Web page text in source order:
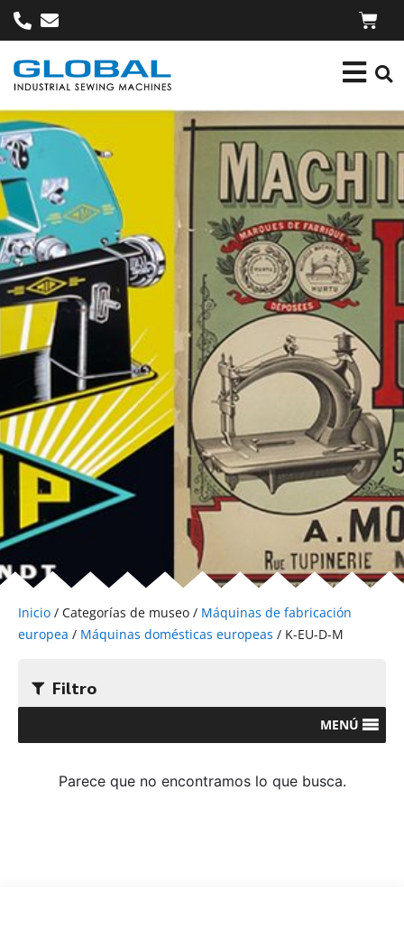
Inicio / Categorías de museo / Máquinas de fabricación
europea / Máquinas domésticas europeas / K-EU-D-M
Filtro
MENÚ
Parece que no encontramos lo que busca.